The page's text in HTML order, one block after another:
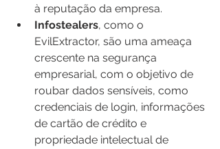
à reputação da empresa.
Infostealers, como o
EvilExtractor, são uma ameaça
crescente na segurança
empresarial, com o objetivo de
roubar dados sensíveis, como
credenciais de login, informações
de cartão de crédito e
propriedade intelectual de